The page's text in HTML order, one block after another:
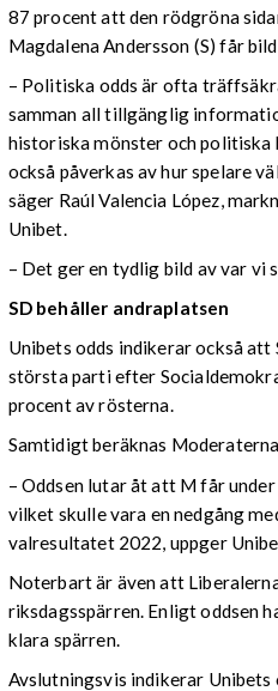
87 procent att den rödgröna
Magdalena Andersson (S) får
– Politiska odds är ofta
samman all tillgänglig
historiska mönster och politiska
också påverkas av hur spelare
säger Raúl Valencia López,
Unibet.
– Det ger en tydlig bild av var vi
SD behåller andraplatsen
Unibets odds indikerar också
största parti efter
procent av rösterna.
Samtidigt beräknas
– Oddsen lutar åt att M får
vilket skulle vara en nedgång
valresultatet 2022, uppger
Noterbart är även att
riksdagsspärren. Enligt oddsen
klara spärren.
Avslutningsvis indikerar